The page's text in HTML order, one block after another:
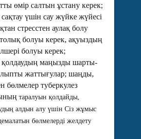
өмір салтын ұстану керек;
үшін сау жүйке жүйесі
стресстен аулақ болу
болуы керек, ақуыздың
болуы керек;
қолдаудың маңызды шарты-
жаттығулар; шаңды,
бөлмелер туберкулез
таралуын қолдайды,
алдын алу үшін Сіз жұмыс
бөлмелерді желдету